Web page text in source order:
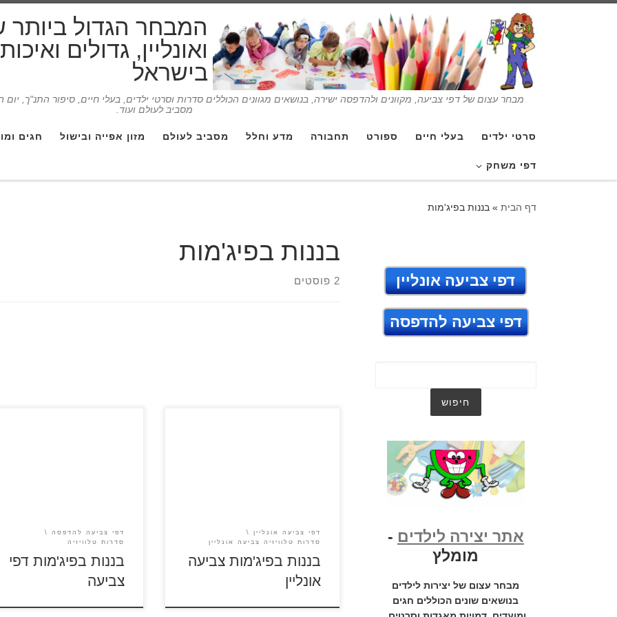
המבחר הגדול
ואונליין, גדולים
בישראל
מבחר עצום של דפי צביעה, מקוונים ולהדפסה ישירה, בנושאים מגוונים הכוללים סדרות וסרטי ילדים, בעלי חיים, סיפור התנ"ך,
מסביב לעולם ועוד.
סרטי ילדים בעלי חיים ספורט תחבורה מדע וחלל מסביב לעולם מזון אפייה ובישול חגים
דפי משחק
דף הבית » בננות בפיג'מות
בננות בפיג'מות
2 פוסטים
דפי צביעה אונליין
סדרות טלוויזיה צביעה אונליין
בננות בפיג'מות צביעה
אונליין
דפי צביעה להדפסה
סדרות טלוויזיה
בננות בפיג'מות דפי
צביעה
דפי צביעה אונליין
דפי צביעה להדפסה
אתר יצירה לילדים -
מומלץ
מבחר עצום של יצירות לילדים
בנושאים שונים הכוללים חגים